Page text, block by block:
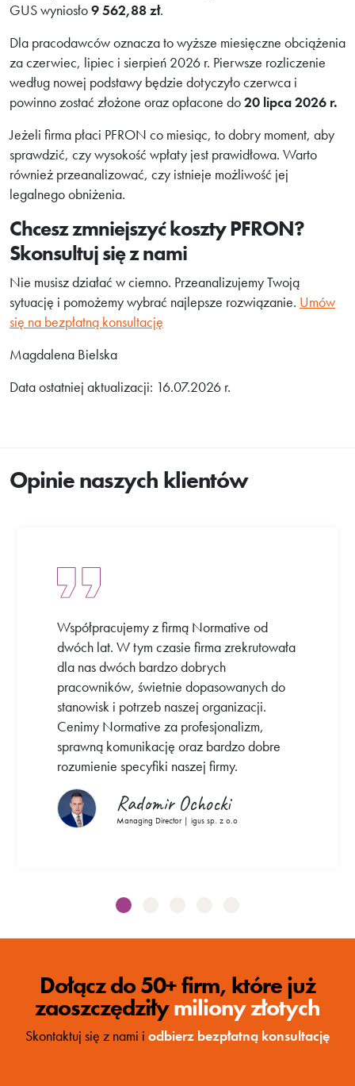
GUS wyniosło9 562,88 zł.
Dla pracodawców oznacza to wyższe miesięczne obciążenia
za czerwiec, lipiec i sierpień 2026 r. Pierwsze rozliczenie
według nowej podstawy będzie dotyczyło czerwca i
powinno zostać złożone oraz opłacone do20 lipca 2026 r.
Jeżeli firma płaci PFRON co miesiąc, to dobry moment, aby
sprawdzić, czy wysokość wpłaty jest prawidłowa. Warto
również przeanalizować, czy istnieje możliwość jej
legalnego obniżenia.
Chcesz zmniejszyć koszty PFRON?
Skonsultuj się z nami
Nie musisz działać w ciemno. Przeanalizujemy Twoją
sytuację i pomożemy wybrać najlepsze rozwiązanie. Umów
się na bezpłatną konsultację
Magdalena Bielska
Data ostatniej aktualizacji: 16.07.2026 r.
Opinie naszych klientów
Współpracujemy z firmą Normative od
dwóch lat. W tym czasie firma zrekrutowała
dla nas dwóch bardzo dobrych
pracowników, świetnie dopasowanych do
stanowisk i potrzeb naszej organizacji.
Cenimy Normative za profesjonalizm,
sprawną komunikację oraz bardzo dobre
rozumienie specyfiki naszej firmy.
Radomir Ochocki
Managing Director | igus sp. z o.o
Dołącz do 50+ firm, które już
zaoszczędziłymiliony złotych
Skontaktuj się z nami i odbierz bezpłatną konsultację